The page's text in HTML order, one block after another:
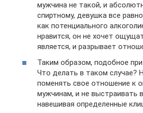
мужчина не такой, и
спиртному, девушка все
как потенциального
нравится, он не хочет
является, и разрывает
Таким образом, подобное
Что делать в таком случае?
поменять свое отношение к
мужчинам, и не выстраивать
навешивая определенные